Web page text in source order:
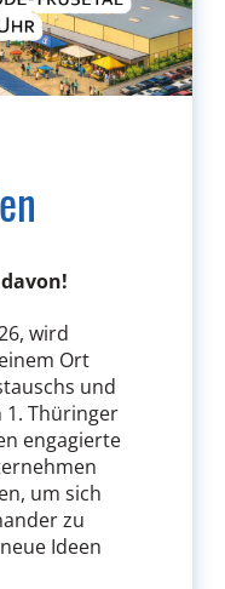
wird
Ort
und
1. Thüringer
engagierte
um sich
zu
Ideen